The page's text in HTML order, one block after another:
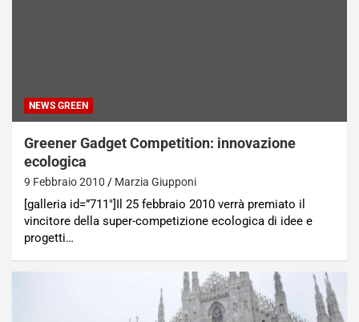
NEWS GREEN
Greener Gadget Competition: innovazione
ecologica
9 Febbraio 2010 Marzia Giupponi
[galleria id=”711″]Il 25 febbraio 2010 verrà premiato il
vincitore della super-competizione ecologica di idee e
progetti…